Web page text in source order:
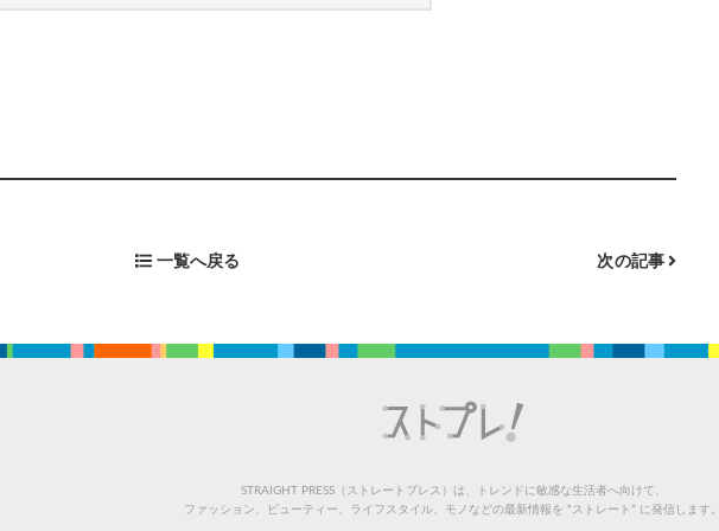
一覧へ戻る 次の記事
STRAIGHT PRESS（ストレートプレス）は、トレンドに敏感な生活者へ向けて、
ファッション、ビューティー、ライフスタイル、モノなどの最新情報を “ストレート” に発信します